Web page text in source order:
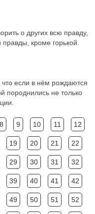
о других всю правду,
кроме горькой.
если в нём рождаются
породнились не только
8 9 10 11 12
19 20 21 22
29 30 31 32
39 40 41 42
49 50 51 52